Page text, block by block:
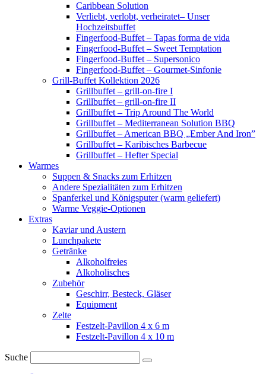
Caribbean Solution
Verliebt, verlobt, verheiratet– Unser
Hochzeitsbuffet
Fingerfood-Buffet – Tapas forma de vida
Fingerfood-Buffet – Sweet Temptation
Fingerfood-Buffet – Supersonico
Fingerfood-Buffet – Gourmet-Sinfonie
Grill-Buffet Kollektion 2026
Grillbuffet – grill-on-fire I
Grillbuffet – grill-on-fire II
Grillbuffet – Trip Around The World
Grillbuffet – Mediterranean Solution BBQ
Grillbuffet – American BBQ „Ember And Iron”
Grillbuffet – Karibisches Barbecue
Grillbuffet – Hefter Special
Warmes
Suppen & Snacks zum Erhitzen
Andere Spezialitäten zum Erhitzen
Spanferkel und Königsputer (warm geliefert)
Warme Veggie-Optionen
Extras
Kaviar und Austern
Lunchpakete
Getränke
Alkoholfreies
Alkoholisches
Zubehör
Geschirr, Besteck, Gläser
Equipment
Zelte
Festzelt-Pavillon 4 x 6 m
Festzelt-Pavillon 4 x 10 m
Suche